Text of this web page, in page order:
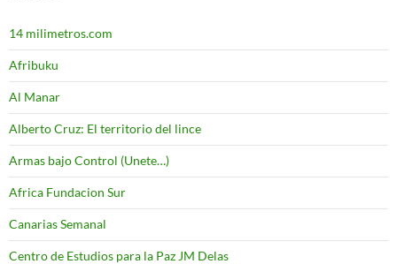
14 milimetros.com
Afribuku
Al Manar
Alberto Cruz: El territorio del lince
Armas bajo Control (Unete…)
Africa Fundacion Sur
Canarias Semanal
Centro de Estudios para la Paz JM Delas